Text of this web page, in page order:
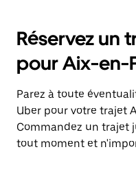
ouvrir
calendrier
et
sélectionner
une
date.
Appuyez
sur
la
Réservez un
pour Aix-en-
Parez à toute
Uber pour votre trajet
Commandez un trajet
tout moment et